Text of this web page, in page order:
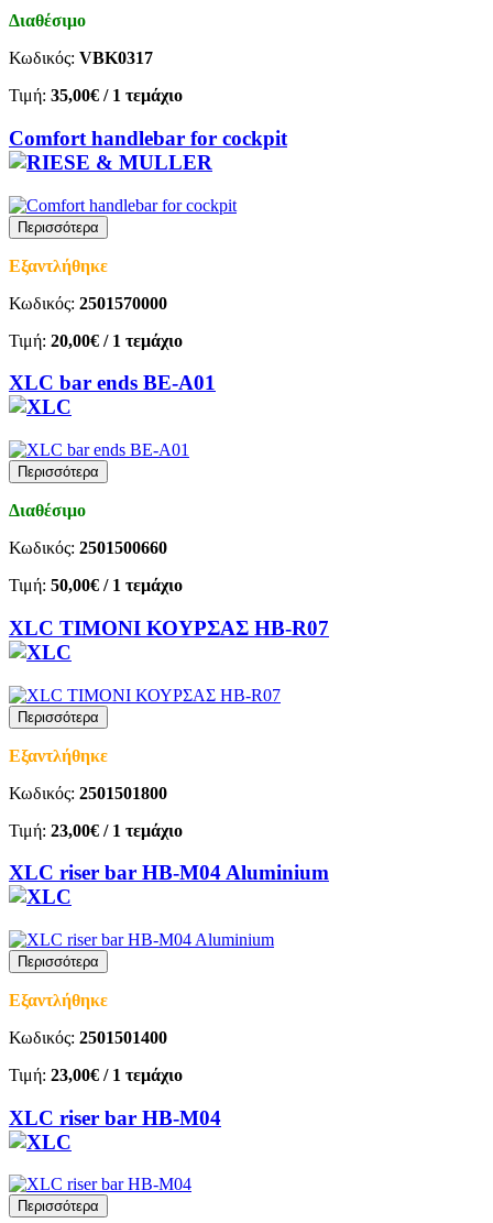
Διαθέσιμο
Κωδικός: VBK0317
Τιμή: 35,00€ / 1 τεμάχιο
Comfort handlebar for cockpit
Περισσότερα
Εξαντλήθηκε
Κωδικός: 2501570000
Τιμή: 20,00€ / 1 τεμάχιο
XLC bar ends BE-A01
Περισσότερα
Διαθέσιμο
Κωδικός: 2501500660
Τιμή: 50,00€ / 1 τεμάχιο
XLC ΤΙΜΟΝΙ ΚΟΥΡΣΑΣ HB-R07
Περισσότερα
Εξαντλήθηκε
Κωδικός: 2501501800
Τιμή: 23,00€ / 1 τεμάχιο
XLC riser bar HB-M04 Aluminium
Περισσότερα
Εξαντλήθηκε
Κωδικός: 2501501400
Τιμή: 23,00€ / 1 τεμάχιο
XLC riser bar HB-M04
Περισσότερα